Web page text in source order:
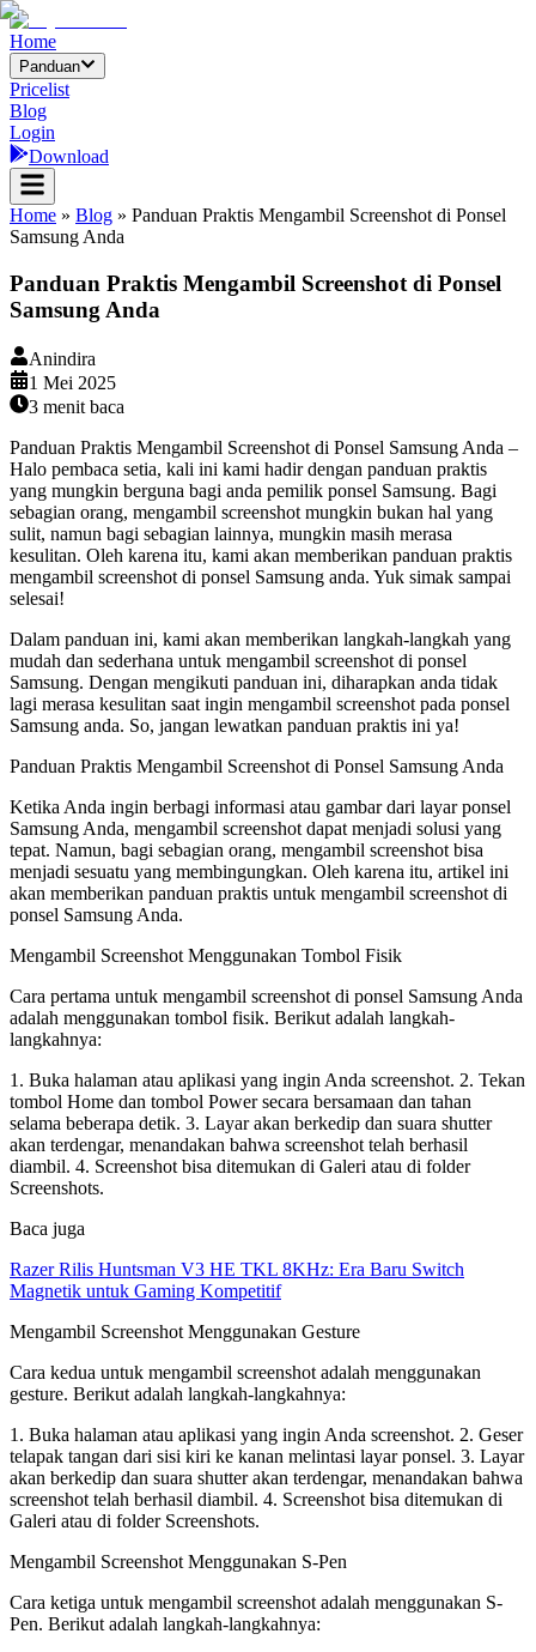
Home
Panduan
Pricelist
Blog
Login
Download
Home » Blog » Panduan Praktis Mengambil Screenshot di Ponsel
Samsung Anda
Panduan Praktis Mengambil Screenshot di Ponsel
Samsung Anda
Anindira
1 Mei 2025
3 menit baca
Panduan Praktis Mengambil Screenshot di Ponsel Samsung Anda –
Halo pembaca setia, kali ini kami hadir dengan panduan praktis
yang mungkin berguna bagi anda pemilik ponsel Samsung. Bagi
sebagian orang, mengambil screenshot mungkin bukan hal yang
sulit, namun bagi sebagian lainnya, mungkin masih merasa
kesulitan. Oleh karena itu, kami akan memberikan panduan praktis
mengambil screenshot di ponsel Samsung anda. Yuk simak sampai
selesai!
Dalam panduan ini, kami akan memberikan langkah-langkah yang
mudah dan sederhana untuk mengambil screenshot di ponsel
Samsung. Dengan mengikuti panduan ini, diharapkan anda tidak
lagi merasa kesulitan saat ingin mengambil screenshot pada ponsel
Samsung anda. So, jangan lewatkan panduan praktis ini ya!
Panduan Praktis Mengambil Screenshot di Ponsel Samsung Anda
Ketika Anda ingin berbagi informasi atau gambar dari layar ponsel
Samsung Anda, mengambil screenshot dapat menjadi solusi yang
tepat. Namun, bagi sebagian orang, mengambil screenshot bisa
menjadi sesuatu yang membingungkan. Oleh karena itu, artikel ini
akan memberikan panduan praktis untuk mengambil screenshot di
ponsel Samsung Anda.
Mengambil Screenshot Menggunakan Tombol Fisik
Cara pertama untuk mengambil screenshot di ponsel Samsung Anda
adalah menggunakan tombol fisik. Berikut adalah langkah-
langkahnya:
1. Buka halaman atau aplikasi yang ingin Anda screenshot. 2. Tekan
tombol Home dan tombol Power secara bersamaan dan tahan
selama beberapa detik. 3. Layar akan berkedip dan suara shutter
akan terdengar, menandakan bahwa screenshot telah berhasil
diambil. 4. Screenshot bisa ditemukan di Galeri atau di folder
Screenshots.
Baca juga
Razer Rilis Huntsman V3 HE TKL 8KHz: Era Baru Switch
Magnetik untuk Gaming Kompetitif
Mengambil Screenshot Menggunakan Gesture
Cara kedua untuk mengambil screenshot adalah menggunakan
gesture. Berikut adalah langkah-langkahnya:
1. Buka halaman atau aplikasi yang ingin Anda screenshot. 2. Geser
telapak tangan dari sisi kiri ke kanan melintasi layar ponsel. 3. Layar
akan berkedip dan suara shutter akan terdengar, menandakan bahwa
screenshot telah berhasil diambil. 4. Screenshot bisa ditemukan di
Galeri atau di folder Screenshots.
Mengambil Screenshot Menggunakan S-Pen
Cara ketiga untuk mengambil screenshot adalah menggunakan S-
Pen. Berikut adalah langkah-langkahnya: